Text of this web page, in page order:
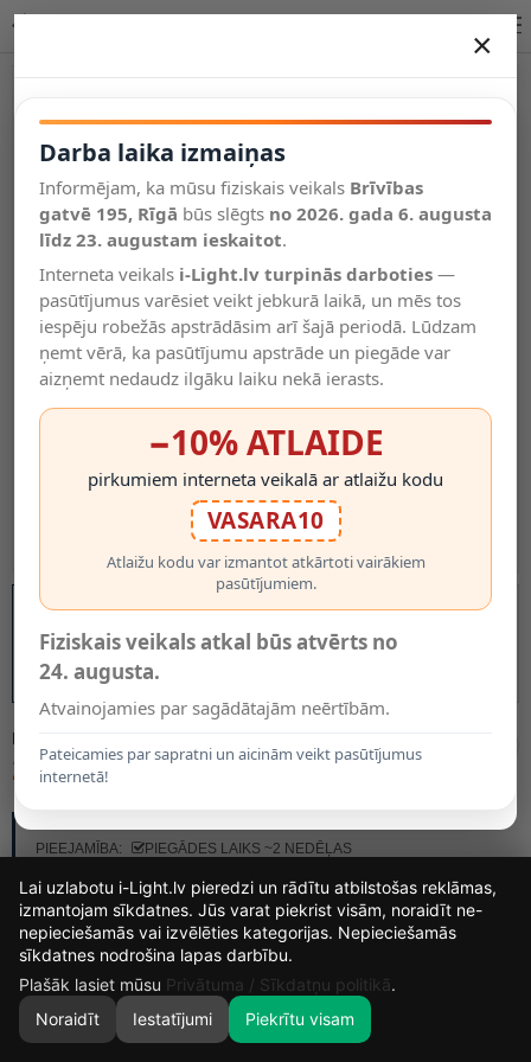
Salīdzināt
Vēlmju
saraksts
Valodas
0
MODELIS:
27.60€
PIEEJAMĪBA:
PIEGĀDES LAIKS ~2 NEDĒĻAS
×
Darba laika izmaiņas
Informējam, ka mūsu fiziskais veikals Brīvības
gatvē 195, Rīgā būs slēgts no 2026. gada 6. augusta
līdz 23. augustam ieskaitot.
Interneta veikals i-Light.lv turpinās darboties —
pasūtījumus varēsiet veikt jebkurā laikā, un mēs tos
iespēju robežās apstrādāsim arī šajā periodā. Lūdzam
ņemt vērā, ka pasūtījumu apstrāde un piegāde var
aizņemt nedaudz ilgāku laiku nekā ierasts.
−10% ATLAIDE
pirkumiem interneta veikalā ar atlaižu kodu
VASARA10
Atlaižu kodu var izmantot atkārtoti vairākiem
pasūtījumiem.
Fiziskais veikals atkal būs atvērts no
24. augusta.
Atvainojamies par sagādātajām neērtībām.
Pateicamies par sapratni un aicinām veikt pasūtījumus
internetā!
13
DIENAS
8
STUNDAS
14
MIN.
48
Lai uzlabotu i-Light.lv pieredzi un rādītu atbilstošas reklāmas,
izmantojam sīkdatnes. Jūs varat piekrist visām, noraidīt ne-
nepieciešamās vai izvēlēties kategorijas. Nepieciešamās
sīkdatnes nodrošina lapas darbību.
Plašāk lasiet mūsu Privātuma / Sīkdatņu politikā.
Noraidīt
Iestatījumi Piekrītu visam